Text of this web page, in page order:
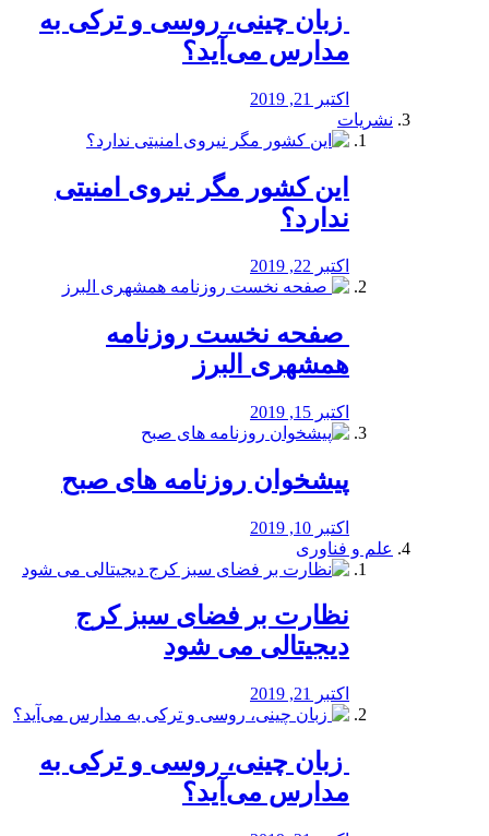
️ زبان چینی، روسی و ترکی به
مدارس می‌آید؟
اکتبر 21, 2019
نشریات
این کشور مگر نیروی امنیتی
ندارد؟
اکتبر 22, 2019
️ صفحه نخست روزنامه‌
همشهری البرز
اکتبر 15, 2019
پیشخوان روزنامه های صبح
اکتبر 10, 2019
علم و فناوری
نظارت بر فضای سبز کرج
دیجیتالی می شود
اکتبر 21, 2019
️ زبان چینی، روسی و ترکی به
مدارس می‌آید؟